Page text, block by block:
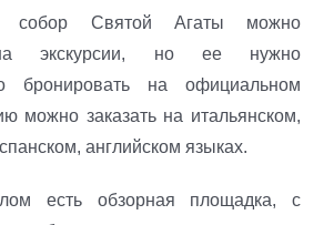
собор Святой Агаты можно
на экскурсии, но ее нужно
бронировать на официальном
можно заказать на итальянском,
английском языках.
есть обзорная площадка, с